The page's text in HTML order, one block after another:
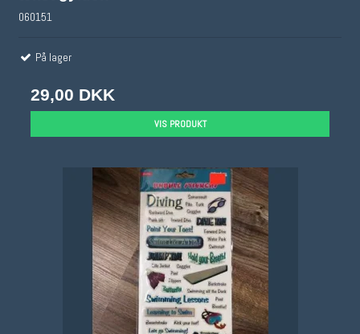
060151
På lager
29,00 DKK
VIS PRODUKT